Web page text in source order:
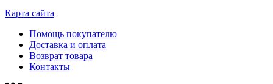
Карта сайта
Помощь покупателю
Доставка и оплата
Возврат товара
Контакты